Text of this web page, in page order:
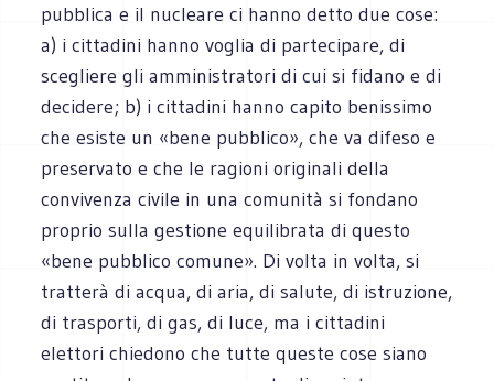
pubblica e il nucleare ci hanno detto due cose:
a) i cittadini hanno voglia di partecipare, di
scegliere gli amministratori di cui si fidano e di
decidere; b) i cittadini hanno capito benissimo
che esiste un «bene pubblico», che va difeso e
preservato e che le ragioni originali della
convivenza civile in una comunità si fondano
proprio sulla gestione equilibrata di questo
«bene pubblico comune». Di volta in volta, si
tratterà di acqua, di aria, di salute, di istruzione,
di trasporti, di gas, di luce, ma i cittadini
elettori chiedono che tutte queste cose siano